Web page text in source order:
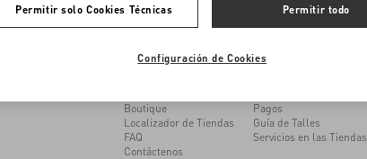
Sigue tu Pedido
Boutique
Localizador de Tiendas
FAQ
Contáctenos
Atención al Cliente
Pagos
Guía de Talles
Servicios en las Tiendas
Permitir solo Cookies Técnicas Permitir todo
Configuración de Cookies